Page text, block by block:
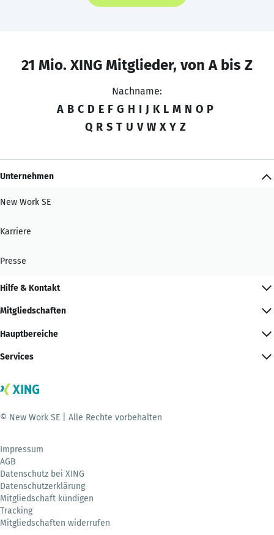
21 Mio. XING Mitglieder, von A bis Z
Nachname:
A B C D E F G H I J K L M N O P
Q R S T U V W X Y Z
Unternehmen
New Work SE
Karriere
Presse
Hilfe & Kontakt
Mitgliedschaften
Hauptbereiche
Services
© New Work SE | Alle Rechte vorbehalten
Impressum
AGB
Datenschutz bei XING
Datenschutzerklärung
Mitgliedschaft kündigen
Tracking
Mitgliedschaften widerrufen